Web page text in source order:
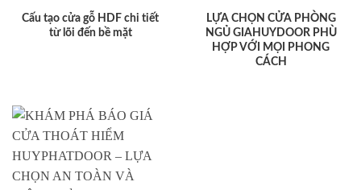
Cấu tạo cửa gỗ HDF chi tiết
từ lõi đến bề mặt
LỰA CHỌN CỬA PHÒNG
NGỦ GIAHUYDOOR PHÙ
HỢP VỚI MỌI PHONG
CÁCH